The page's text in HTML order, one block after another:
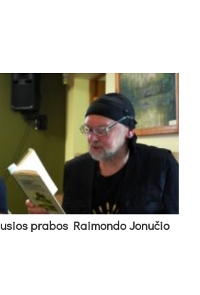
pra­bos Rai­mon­do Jo­nu­čio